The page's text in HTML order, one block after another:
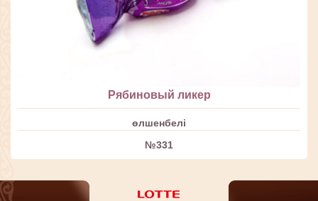
Рябиновый ликер
өлшенбелі
№331